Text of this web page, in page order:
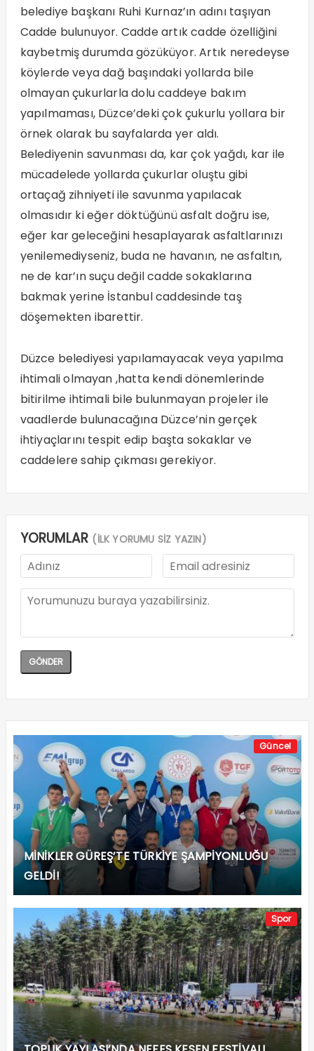
belediye başkanı Ruhi Kurnaz’ın adını taşıyan
Cadde bulunuyor. Cadde artık cadde özelliğini
kaybetmiş durumda gözüküyor. Artık neredeyse
köylerde veya dağ başındaki yollarda bile
olmayan çukurlarla dolu caddeye bakım
yapılmaması, Düzce’deki çok çukurlu yollara bir
örnek olarak bu sayfalarda yer aldı.
Belediyenin savunması da, kar çok yağdı, kar ile
mücadelede yollarda çukurlar oluştu gibi
ortaçağ zihniyeti ile savunma yapılacak
olmasıdır ki eğer döktüğünü asfalt doğru ise,
eğer kar geleceğini hesaplayarak asfaltlarınızı
yenilemediyseniz, buda ne havanın, ne asfaltın,
ne de kar’ın suçu değil cadde sokaklarına
bakmak yerine İstanbul caddesinde taş
döşemekten ibarettir.
Düzce belediyesi yapılamayacak veya yapılma
ihtimali olmayan ,hatta kendi dönemlerinde
bitirilme ihtimali bile bulunmayan projeler ile
vaadlerde bulunacağına Düzce’nin gerçek
ihtiyaçlarını tespit edip başta sokaklar ve
caddelere sahip çıkması gerekiyor.
YORUMLAR (İLK YORUMU SİZ YAZIN)
Güncel
MİNİKLER GÜREŞ’TE TÜRKİYE ŞAMPİYONLUĞU
GELDİ!
Spor